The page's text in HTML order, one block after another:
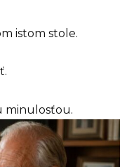
istom stole.
minulosťou.